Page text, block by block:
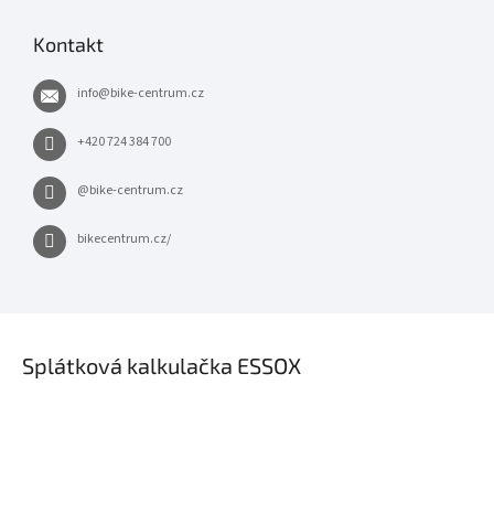
Kontakt
info@bike-centrum.cz
+420 724 384 700
@bike-centrum.cz
bikecentrum.cz/
Splátková kalkulačka ESSOX